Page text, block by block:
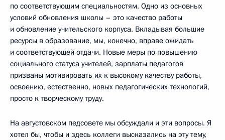
по соответствующим специальностям. Одно из основных
условий обновления школы – это качество работы
и обновление учительского корпуса. Вкладывая большие
ресурсы в образование, мы, конечно, вправе ожидать
и соответствующей отдачи. Новые меры по повышению
социального статуса учителей, зарплаты педагогов
призваны мотивировать их к высокому качеству работы,
освоению, естественно, новых педагогических технологий,
просто к творческому труду.
На августовском педсовете мы обсуждали и эти вопросы. Я
хотел бы, чтобы и здесь коллеги высказались на эту тему,